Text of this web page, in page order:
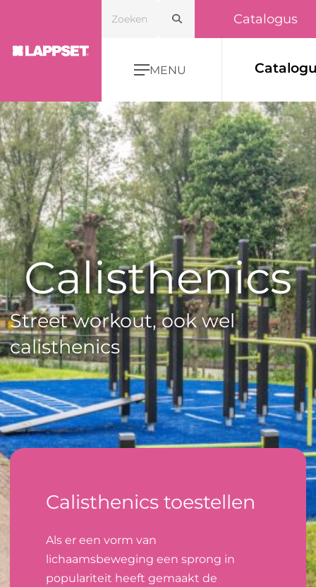
Catalogus
MENU
Calisthenics
Street workout, ook wel
calisthenics
Calisthenics toestellen
Als er een vorm van
lichaamsbeweging een sprong in
populariteit heeft gemaakt de